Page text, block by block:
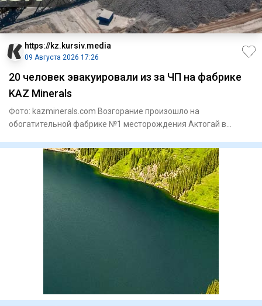
https://kz.kursiv.media
09 Августа 2026 17:26
20 человек эвакуировали из за ЧП на фабрике
KAZ Minerals
Фото: kazminerals.com Возгорание произошло на
обогатительной фабрике №1 месторождения Актогай в